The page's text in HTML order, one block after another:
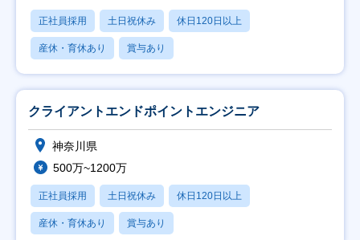
正社員採用 土日祝休み 休日120日以上
産休・育休あり 賞与あり
クライアントエンドポイントエンジニア
神奈川県
500万~1200万
正社員採用 土日祝休み 休日120日以上
産休・育休あり 賞与あり